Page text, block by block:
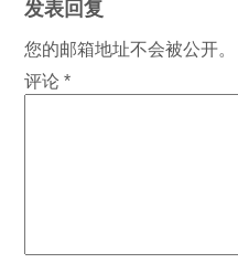
发表回复
您的邮箱地址不会被公开。
评论*